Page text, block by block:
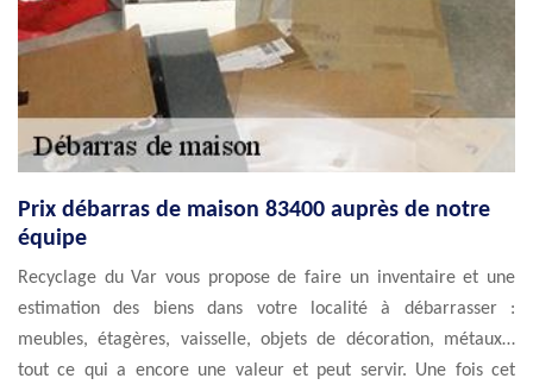
Prix débarras de maison 83400 auprès de notre
équipe
Recyclage du Var vous propose de faire un inventaire et une
estimation des biens dans votre localité à débarrasser :
meubles, étagères, vaisselle, objets de décoration, métaux…
tout ce qui a encore une valeur et peut servir. Une fois cet